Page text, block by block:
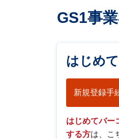
GS1事
はじめ
新規登録手
はじめてバー
する方は、こ